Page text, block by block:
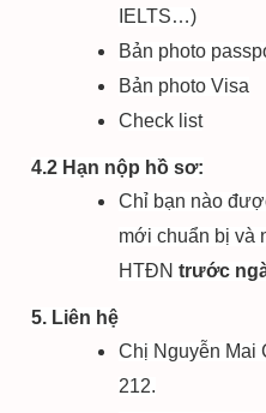
IELTS…)
Bản photo
Bản photo Visa
Check list
4.2 Hạn nộp hồ sơ:
Chỉ bạn nào
mới chuẩn bị và
HTĐN trước
5. Liên hệ
Chị Nguyễn Mai
212.